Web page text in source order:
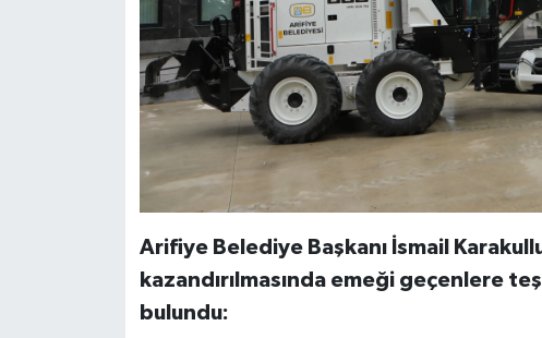
Arifiye Belediye Başkanı İsmail
kazandırılmasında emeği geçenlere
bulundu: